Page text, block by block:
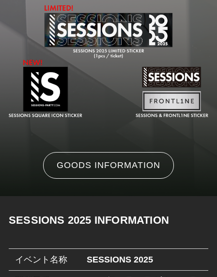
GOODS INFORMATION
SESSIONS 2025 INFORMATION
イベント名称 SESSIONS 2025